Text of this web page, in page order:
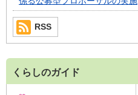
RSS
くらしのガイド